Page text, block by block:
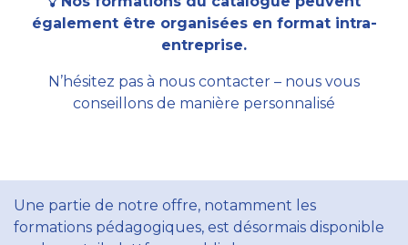
également être organisées en format intra-
entreprise.
N’hésitez pas à nous contacter – nous vous
conseillons de manière personnalisé
Une partie de notre offre, notamment les
formations pédagogiques, est désormais disponible